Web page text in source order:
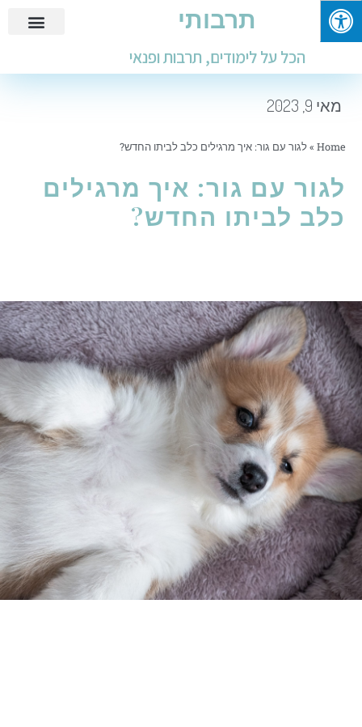
תרבותי
הכל על לימודים, תרבות ופנאי
מאי 9, 2023
Home
»לגור עם גור: איך מרגילים כלב לביתו החדש?
לגור עם גור: איך מרגילים
כלב לביתו החדש?